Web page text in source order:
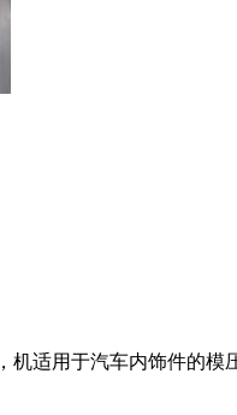
适用于汽车内饰件的